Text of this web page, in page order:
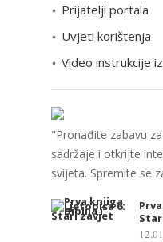
j Prijatelji portala
Uvjeti korištenja
Video instrukcije
"Pronađite zabavu
sadržaje i otkrijte
svijeta. Spremite se